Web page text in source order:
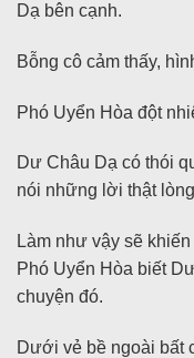
Dạ bên cạnh.
Bỗng cô cảm thấy,
Phó Uyển Hòa đột
Dư Châu Dạ có thói
nói những lời thật
Làm như vậy sẽ
Phó Uyển Hòa biết
chuyện đó.
Dưới vẻ bề ngoài bất